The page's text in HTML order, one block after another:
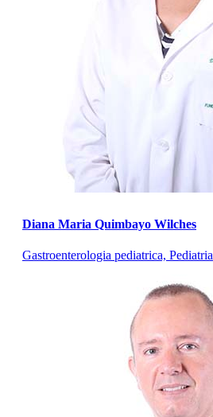
Diana Maria Quimbayo Wilches
Gastroenterologia pediatrica, Pediatria